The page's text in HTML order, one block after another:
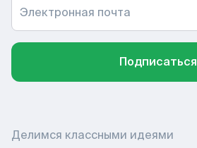
Электронная почта
Подписаться
Делимся классными идеями